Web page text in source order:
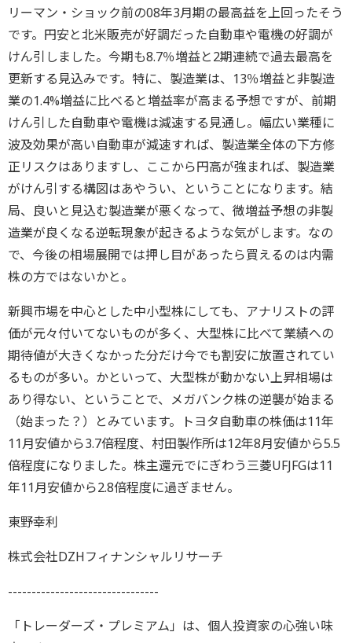
リーマン・ショック前の08年3月期の最高益を上回ったそう
です。円安と北米販売が好調だった自動車や電機の好調が
けん引しました。今期も8.7％増益と2期連続で過去最高を
更新する見込みです。特に、製造業は、13％増益と非製造
業の1.4%増益に比べると増益率が高まる予想ですが、前期
けん引した自動車や電機は減速する見通し。幅広い業種に
波及効果が高い自動車が減速すれば、製造業全体の下方修
正リスクはありますし、ここから円高が強まれば、製造業
がけん引する構図はあやうい、ということになります。結
局、良いと見込む製造業が悪くなって、微増益予想の非製
造業が良くなる逆転現象が起きるような気がします。なの
で、今後の相場展開では押し目があったら買えるのは内需
株の方ではないかと。
新興市場を中心とした中小型株にしても、アナリストの評
価が元々付いてないものが多く、大型株に比べて業績への
期待値が大きくなかった分だけ今でも割安に放置されてい
るものが多い。かといって、大型株が動かない上昇相場は
あり得ない、ということで、メガバンク株の逆襲が始まる
（始まった？）とみています。トヨタ自動車の株価は11年
11月安値から3.7倍程度、村田製作所は12年8月安値から5.5
倍程度になりました。株主還元でにぎわう三菱UFJFGは11
年11月安値から2.8倍程度に過ぎません。
東野幸利
株式会社DZHフィナンシャルリサーチ
--------------------------------
「トレーダーズ・プレミアム」は、個人投資家の心強い味